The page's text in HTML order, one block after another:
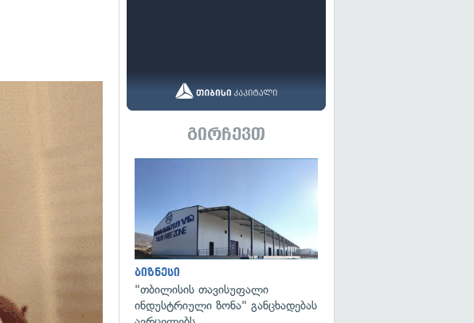
გირჩევთ
ბიზნესი
"თბილისის თავისუფალი
ინდუსტრიული ზონა" განცხადებას